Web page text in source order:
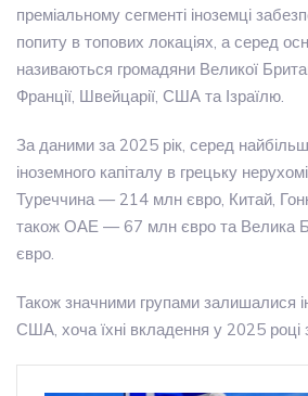
преміальному сегменті іноземці
попиту в топових локаціях, а серед
називаються громадяни Великої
Франції, Швейцарії, США та Ізраїлю.
За даними за 2025 рік, серед
іноземного капіталу в грецьку
Туреччина — 214 млн євро, Китай,
також ОАЕ — 67 млн євро та Велика
євро.
Також значними групами залишалися
США, хоча їхні вкладення у 2025